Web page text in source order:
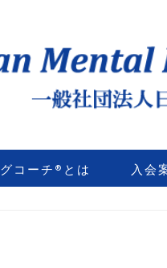
コーチ®とは 入会